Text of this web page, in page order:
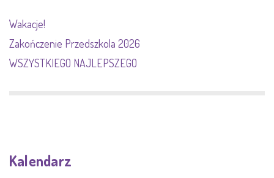
Wakacje!
Zakończenie Przedszkola 2026
WSZYSTKIEGO NAJLEPSZEGO
Kalendarz